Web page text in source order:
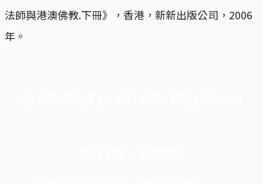
法師與港澳佛教.下冊》，香港，新新出版公司，2006
年。